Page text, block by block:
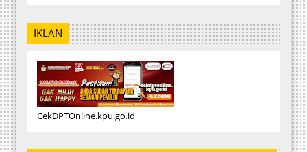
IKLAN
CekDPTOnline.kpu.go.id